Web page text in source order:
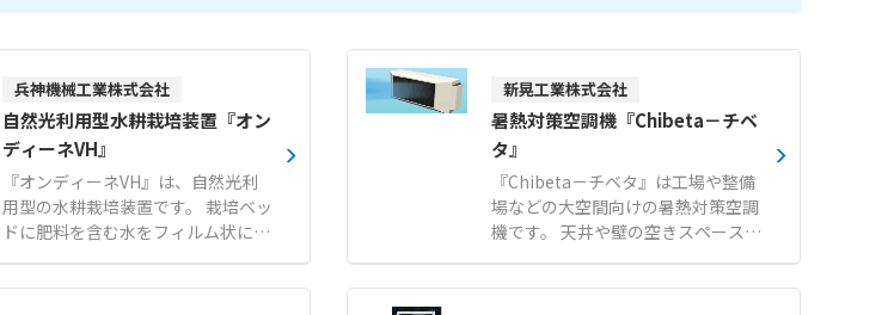
兵神機械工業株式会社
自然光利用型水耕栽培装置『オン
ディーネVH』
『オンディーネVH』は、自然光利
用型の水耕栽培装置です。 栽培ベッ
ドに肥料を含む水をフィルム状に薄
く流すNFT（薄膜式水耕栽培）方式
を採用し、水量が少なく軽量化され
新晃工業株式会社
暑熱対策空調機『Chibeta－チベ
タ』
『Chibeta－チベタ』は工場や整備
場などの大空間向けの暑熱対策空調
機です。 天井や壁の空きスペースを
有効活用できる薄型仕様のため、ク
レーン設備のある工場や狭い柱間に